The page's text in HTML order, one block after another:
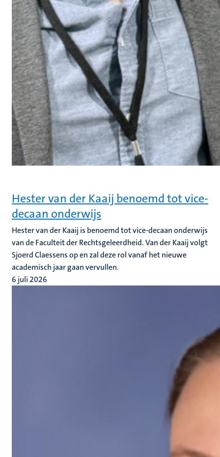
Hester van der Kaaij benoemd tot vice-
decaan onderwijs
Hester van der Kaaij is benoemd tot vice-decaan onderwijs
van de Faculteit der Rechtsgeleerdheid. Van der Kaaij volgt
Sjoerd Claessens op en zal deze rol vanaf het nieuwe
academisch jaar gaan vervullen.
6 juli 2026